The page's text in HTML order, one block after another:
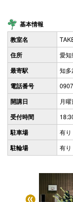
基本情報
教室名
住所 愛知
最寄駅 知
電話番号
開講日 月
受付時間
駐車場 有り
駐輪場 有り